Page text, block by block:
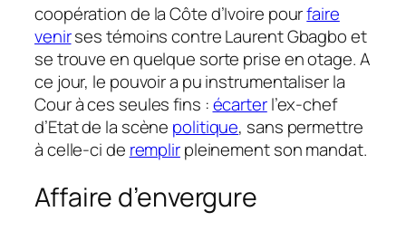
coopération de la Côte d’Ivoire pourfaire
venirses témoins contre Laurent Gbagbo et
se trouve en quelque sorte prise en otage. A
ce jour, le pouvoir a pu instrumentaliser la
Cour à ces seules fins :écarterl’ex-chef
d’Etat de la scène politique, sans permettre
à celle-ci de remplirpleinement son mandat.
Affaire d’envergure